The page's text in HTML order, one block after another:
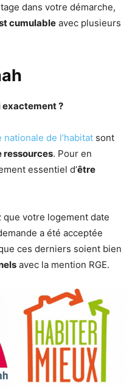
dans votre démarche,
cumulable avec plusieurs
exactement ?
nationale de l’habitat sont
ressources. Pour en
essentiel d’être
que votre logement date
a été acceptée
ces derniers soient bien
avec la mention RGE.